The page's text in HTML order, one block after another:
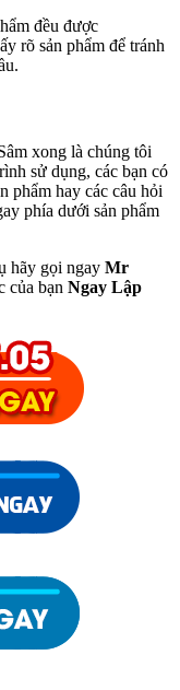
đều được
rõ sản phẩm để tránh
xong là chúng tôi
sử dụng, các bạn có
phẩm hay các câu hỏi
phía dưới sản phẩm
hãy gọi ngay Mr
của bạn Ngay Lập